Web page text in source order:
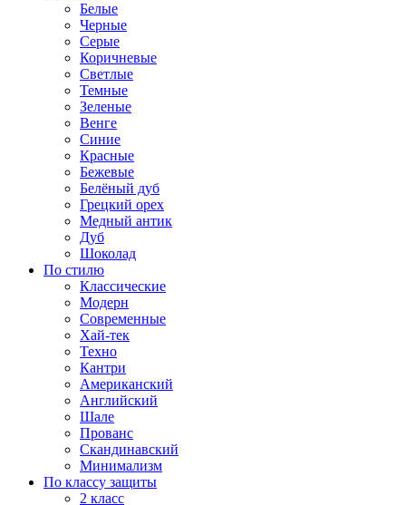
Белые
Черные
Серые
Коричневые
Светлые
Темные
Зеленые
Венге
Синие
Красные
Бежевые
Белёный дуб
Грецкий орех
Медный антик
Дуб
Шоколад
По стилю
Классические
Модерн
Современные
Хай-тек
Техно
Кантри
Американский
Английский
Шале
Прованс
Скандинавский
Минимализм
По классу защиты
2 класс